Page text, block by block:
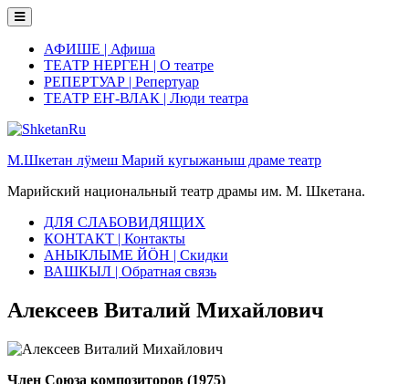
Skip
to
contentАФИШЕ | Афиша
ТЕАТР НЕРГЕН | О театре
РЕПЕРТУАР | Репертуар
ТЕАТР ЕҤ-ВЛАК | Люди театра
М.Шкетан лӱмеш Марий кугыжаныш драме театр
Марийский национальный театр драмы им. М. Шкетана.
ДЛЯ СЛАБОВИДЯЩИХ
КОНТАКТ | Контакты
АНЫКЛЫМЕ ЙӦН | Скидки
ВАШКЫЛ | Обратная связь
Алексеев Виталий Михайлович
Член Союза композиторов (1975)